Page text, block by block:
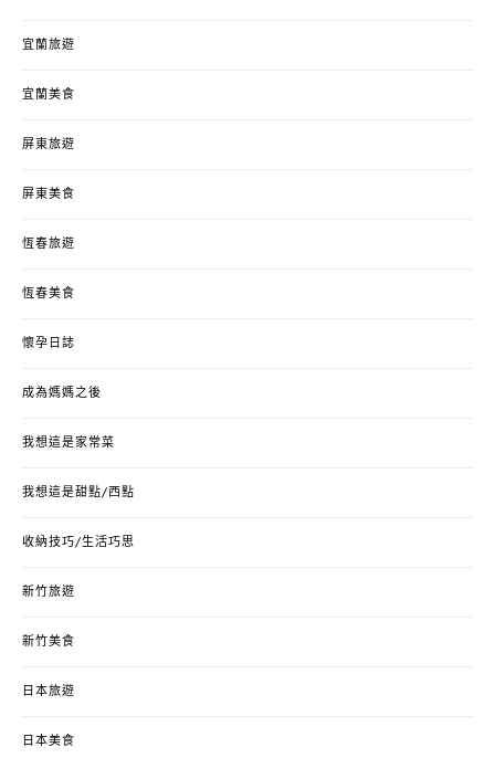
宜蘭旅遊
宜蘭美食
屏東旅遊
屏東美食
恆春旅遊
恆春美食
懷孕日誌
成為媽媽之後
我想這是家常菜
我想這是甜點/西點
收納技巧/生活巧思
新竹旅遊
新竹美食
日本旅遊
日本美食